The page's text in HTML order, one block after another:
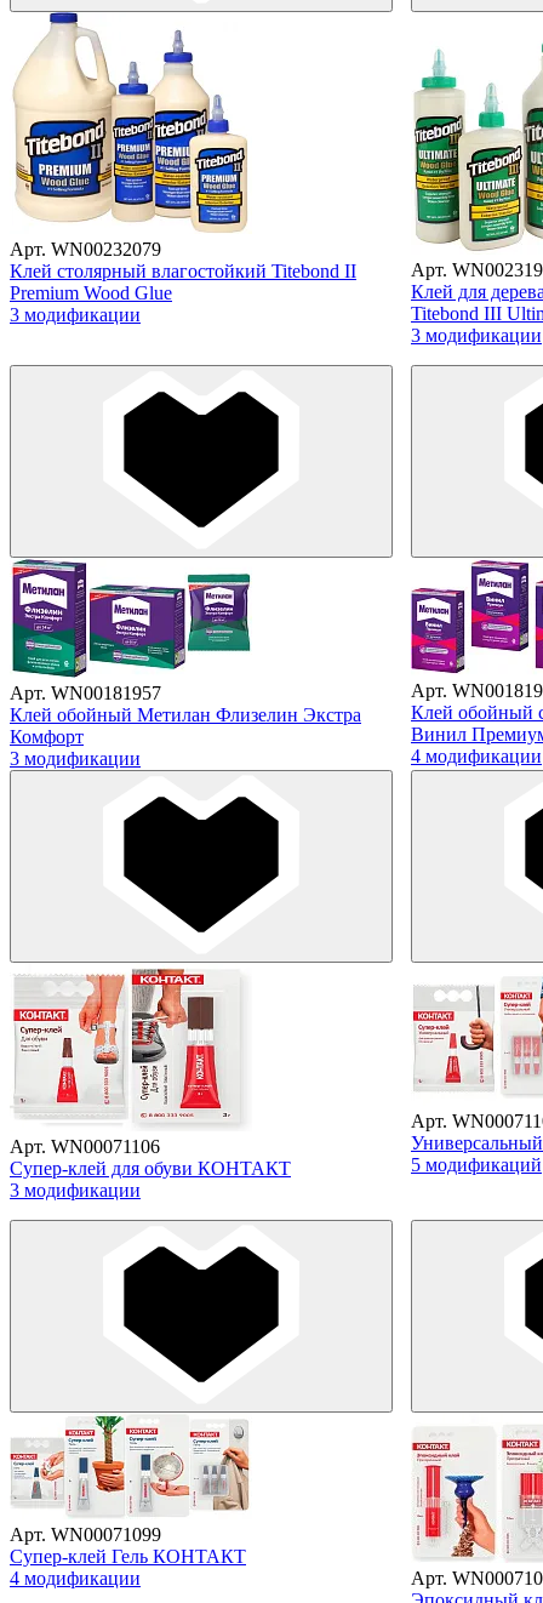
Арт. WN00232079
Клей столярный влагостойкий Titebond II
Premium Wood Glue
3 модификации
Арт.
Клей для
Titebond III
3 модификации
Арт. WN00181957
Клей обойный Метилан Флизелин Экстра
Комфорт
3 модификации
Арт.
Клей обойный
Винил
4 модификации
Арт. WN00071106
Супер-клей для обуви КОНТАКТ
3 модификации
Арт.
5 модификаций
Арт. WN00071099
Супер-клей Гель КОНТАКТ
4 модификации
Арт.